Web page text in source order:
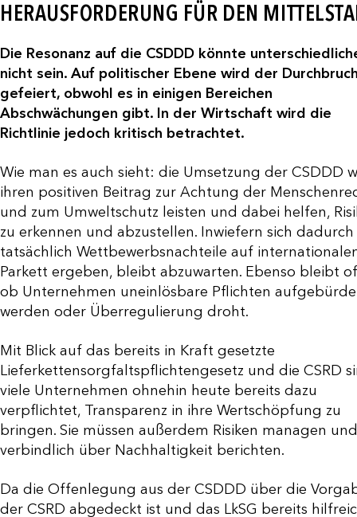
HERAUSFORDERUNG FÜR DEN
Die Resonanz auf die CSDDD könnte
nicht sein. Auf politischer Ebene wird der
gefeiert, obwohl es in einigen Bereichen
Abschwächungen gibt. In der Wirtschaft wird die
Richtlinie jedoch kritisch betrachtet.
Wie man es auch sieht: die Umsetzung der CSDDD
ihren positiven Beitrag zur Achtung der
und zum Umweltschutz leisten und dabei helfen,
zu erkennen und abzustellen. Inwiefern sich dadurch
tatsächlich Wettbewerbsnachteile auf
Parkett ergeben, bleibt abzuwarten. Ebenso bleibt
ob Unternehmen uneinlösbare Pflichten
werden oder Überregulierung droht.
Mit Blick auf das bereits in Kraft gesetzte
Lieferkettensorgfaltspflichtengesetz und die CSRD
viele Unternehmen ohnehin heute bereits dazu
verpflichtet, Transparenz in ihre Wertschöpfung zu
bringen. Sie müssen außerdem Risiken managen und
verbindlich über Nachhaltigkeit berichten.
Da die Offenlegung aus der CSDDD über die
der CSRD abgedeckt ist und das LkSG bereits